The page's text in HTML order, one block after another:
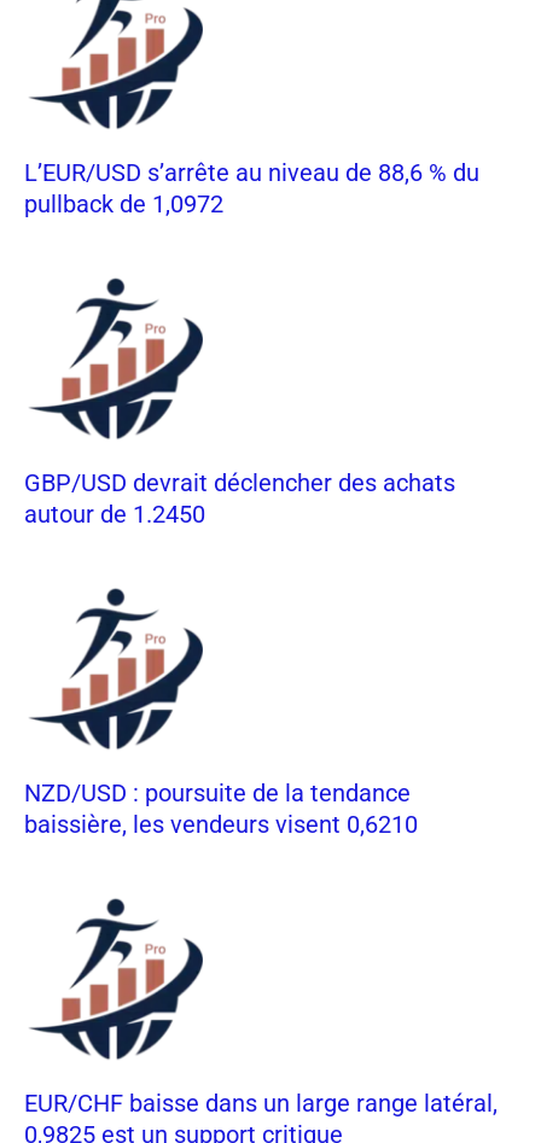
L’EUR/USD s’arrête au niveau de 88,6 % du
pullback de 1,0972
GBP/USD devrait déclencher des achats
autour de 1.2450
NZD/USD : poursuite de la tendance
baissière, les vendeurs visent 0,6210
EUR/CHF baisse dans un large range latéral,
0,9825 est un support critique